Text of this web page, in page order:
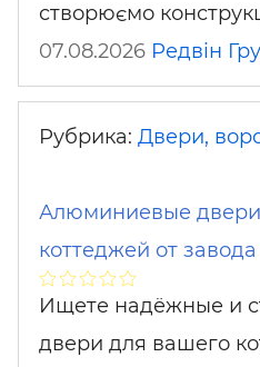
створюємо
07.08.2026 Редвін
Рубрика: Двери,
Алюминиевые двери
коттеджей от
Ищете надёжные и
двери для вашего